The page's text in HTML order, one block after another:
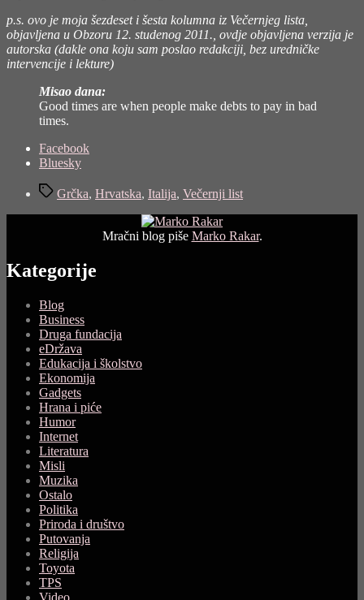
p.s. ovo je moja šezdeset i šesta kolumna iz Večernjeg lista,
objavljena u Obzoru 12. studenog 2011., ovdje objavljena verzija je
autorska (dakle ona koju sam poslao redakciji, bez uredničke
intervencije i lekture)
Misao dana:
Good times are when people make debts to pay in bad
times.
Share
"Dužni
Facebook
Bluesky
TagsGrčka, Hrvatska, Italija, Večernji list
Mračni blog piše Marko Rakar.
Kategorije
Blog
Business
Druga fundacija
eDržava
Edukacija i školstvo
Ekonomija
Gadgets
Hrana i piće
Humor
Internet
Literatura
Misli
Muzika
Ostalo
Politika
Priroda i društvo
Putovanja
Religija
Toyota
TPS
Video